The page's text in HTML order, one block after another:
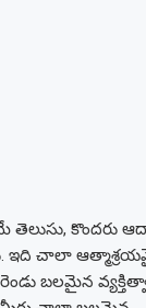
తెలుసు, కొందరు
ఇది చాలా
బలమైన